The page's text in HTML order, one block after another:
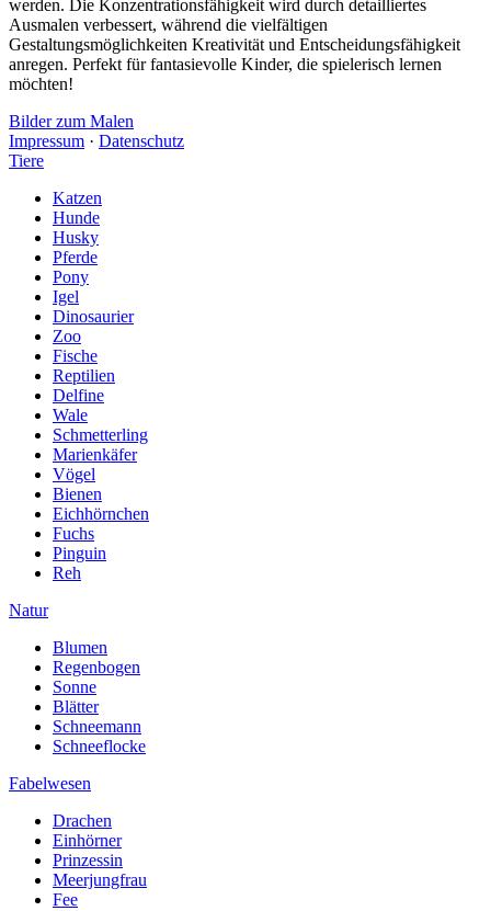
werden. Die Konzentrationsfähigkeit wird durch detailliertes
Ausmalen verbessert, während die vielfältigen
Gestaltungsmöglichkeiten Kreativität und Entscheidungsfähigkeit
anregen. Perfekt für fantasievolle Kinder, die spielerisch lernen
möchten!
Bilder zum Malen
Impressum · Datenschutz
Tiere
Katzen
Hunde
Husky
Pferde
Pony
Igel
Dinosaurier
Zoo
Fische
Reptilien
Delfine
Wale
Schmetterling
Marienkäfer
Vögel
Bienen
Eichhörnchen
Fuchs
Pinguin
Reh
Natur
Blumen
Regenbogen
Sonne
Blätter
Schneemann
Schneeflocke
Fabelwesen
Drachen
Einhörner
Prinzessin
Meerjungfrau
Fee